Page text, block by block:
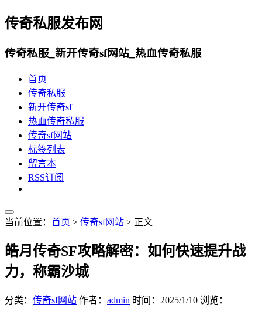
传奇私服发布网
传奇私服_新开传奇sf网站_热血传奇私服
首页
传奇私服
新开传奇sf
热血传奇私服
传奇sf网站
标签列表
留言本
RSS订阅
当前位置： 首页 > 传奇sf网站 > 正文
皓月传奇SF攻略解密：如何快速提升战
力，称霸沙城
分类： 传奇sf网站 作者： admin 时间： 2025/1/10 浏览：